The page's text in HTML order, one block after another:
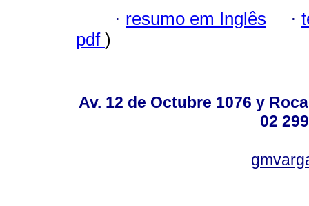
· resumo em Inglês ·
pdf )
Av. 12 de Octubre 1076 y
02